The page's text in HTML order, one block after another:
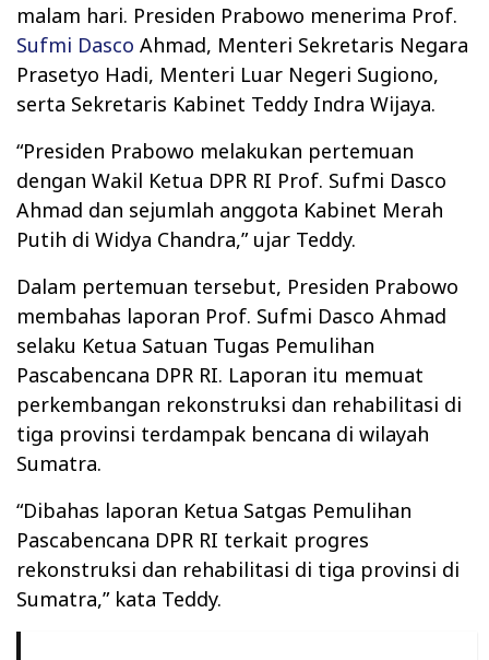
malam hari. Presiden Prabowo menerima Prof.
Sufmi Dasco Ahmad, Menteri Sekretaris Negara
Prasetyo Hadi, Menteri Luar Negeri Sugiono,
serta Sekretaris Kabinet Teddy Indra Wijaya.
“Presiden Prabowo melakukan pertemuan
dengan Wakil Ketua DPR RI Prof. Sufmi Dasco
Ahmad dan sejumlah anggota Kabinet Merah
Putih di Widya Chandra,” ujar Teddy.
Dalam pertemuan tersebut, Presiden Prabowo
membahas laporan Prof. Sufmi Dasco Ahmad
selaku Ketua Satuan Tugas Pemulihan
Pascabencana DPR RI. Laporan itu memuat
perkembangan rekonstruksi dan rehabilitasi di
tiga provinsi terdampak bencana di wilayah
Sumatra.
“Dibahas laporan Ketua Satgas Pemulihan
Pascabencana DPR RI terkait progres
rekonstruksi dan rehabilitasi di tiga provinsi di
Sumatra,” kata Teddy.